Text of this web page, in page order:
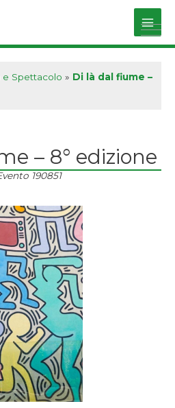
Main
e Spettacolo » Di là dal fiume –
– 8° edizione
190851